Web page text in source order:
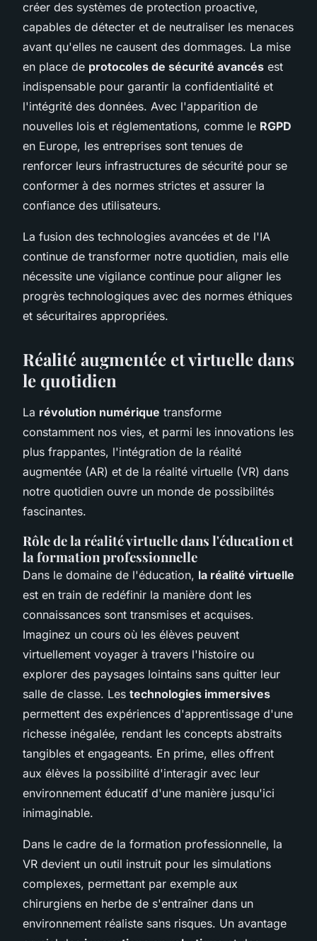
créer des systèmes de protection proactive,
capables de détecter et de neutraliser les menaces
avant qu'elles ne causent des dommages. La mise
en place de protocoles de sécurité avancés est
indispensable pour garantir la confidentialité et
l'intégrité des données. Avec l'apparition de
nouvelles lois et réglementations, comme le RGPD
en Europe, les entreprises sont tenues de
renforcer leurs infrastructures de sécurité pour se
conformer à des normes strictes et assurer la
confiance des utilisateurs.
La fusion des technologies avancées et de l'IA
continue de transformer notre quotidien, mais elle
nécessite une vigilance continue pour aligner les
progrès technologiques avec des normes éthiques
et sécuritaires appropriées.
Réalité augmentée et virtuelle dans
le quotidien
La révolution numérique transforme
constamment nos vies, et parmi les innovations les
plus frappantes, l'intégration de la réalité
augmentée (AR) et de la réalité virtuelle (VR) dans
notre quotidien ouvre un monde de possibilités
fascinantes.
Rôle de la réalité virtuelle dans l'éducation et
la formation professionnelle
Dans le domaine de l'éducation, la réalité virtuelle
est en train de redéfinir la manière dont les
connaissances sont transmises et acquises.
Imaginez un cours où les élèves peuvent
virtuellement voyager à travers l'histoire ou
explorer des paysages lointains sans quitter leur
salle de classe. Les technologies immersives
permettent des expériences d'apprentissage d'une
richesse inégalée, rendant les concepts abstraits
tangibles et engageants. En prime, elles offrent
aux élèves la possibilité d'interagir avec leur
environnement éducatif d'une manière jusqu'ici
inimaginable.
Dans le cadre de la formation professionnelle, la
VR devient un outil instruit pour les simulations
complexes, permettant par exemple aux
chirurgiens en herbe de s'entraîner dans un
environnement réaliste sans risques. Un avantage